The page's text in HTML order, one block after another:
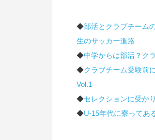
◆部活とクラブチーム
生のサッカー進路
◆中学からは部活？ク
◆クラブチーム受験前
Vol.1
◆セレクションに受か
◆U-15年代に寮ってあ